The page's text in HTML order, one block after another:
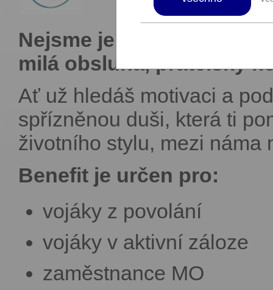
Nejsme jen sportoviště,
milá obsluha, přátelský
Ať už hledáš motivaci a
spřízněnou duši, která ti
životního stylu, mezi náma
Benefit je určen pro:
vojáky z povolání
vojáky v aktivní záloze
zaměstnance MO